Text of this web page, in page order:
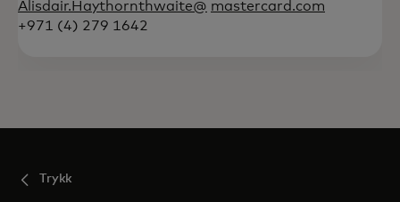
Alisdair.Haythornthwaite@ mastercard.com
+971 (4) 279 1642
Trykk